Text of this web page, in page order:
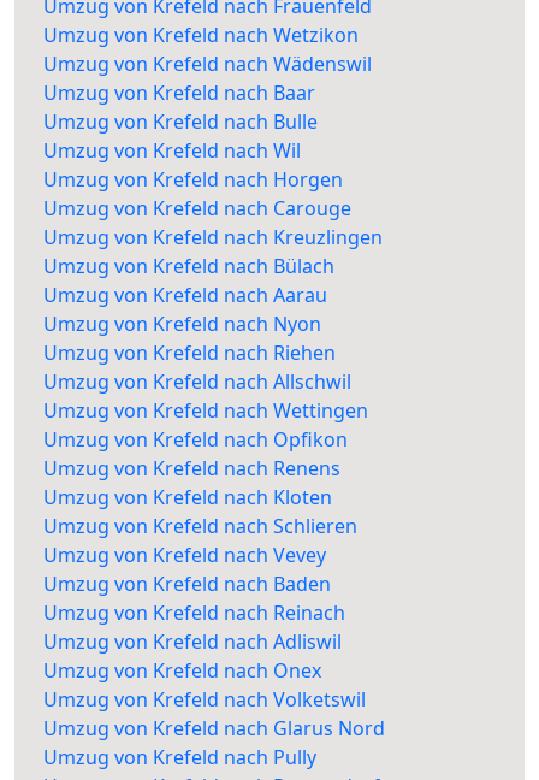
Umzug von Krefeld nach Frauenfeld
Umzug von Krefeld nach Wetzikon
Umzug von Krefeld nach Wädenswil
Umzug von Krefeld nach Baar
Umzug von Krefeld nach Bulle
Umzug von Krefeld nach Wil
Umzug von Krefeld nach Horgen
Umzug von Krefeld nach Carouge
Umzug von Krefeld nach Kreuzlingen
Umzug von Krefeld nach Bülach
Umzug von Krefeld nach Aarau
Umzug von Krefeld nach Nyon
Umzug von Krefeld nach Riehen
Umzug von Krefeld nach Allschwil
Umzug von Krefeld nach Wettingen
Umzug von Krefeld nach Opfikon
Umzug von Krefeld nach Renens
Umzug von Krefeld nach Kloten
Umzug von Krefeld nach Schlieren
Umzug von Krefeld nach Vevey
Umzug von Krefeld nach Baden
Umzug von Krefeld nach Reinach
Umzug von Krefeld nach Adliswil
Umzug von Krefeld nach Onex
Umzug von Krefeld nach Volketswil
Umzug von Krefeld nach Glarus Nord
Umzug von Krefeld nach Pully